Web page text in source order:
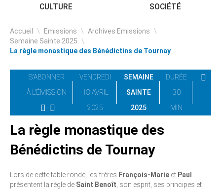
CULTURE SOCIÉTÉ
Accueil \ Emissions \ Archives Emissions \
Semaine Sainte 2025 \
La règle monastique des Bénédictins de Tournay
S'ABONNER
À L'ÉMISSION
VENDREDI
18 AVRIL
2025
SEMAINE
SAINTE
2025
DURÉE
30
MIN
La règle monastique des
Bénédictins de Tournay
Lors de cette table ronde, les frères François-Marie et Paul
présentent la règle de Saint Benoît , son esprit, ses principes et